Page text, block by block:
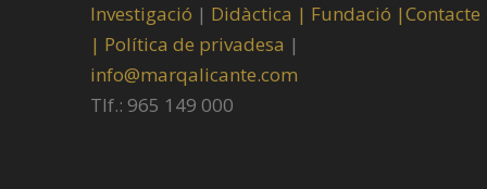
Investigació | Didàctica | Fundació |Contacte
| Política de privadesa |
info@marqalicante.com
Tlf.: 965 149 000